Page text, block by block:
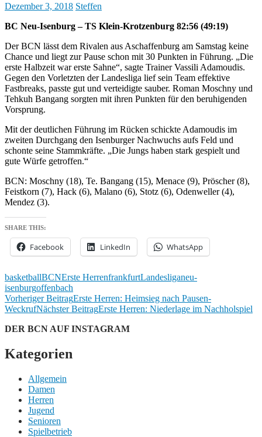
Dezember 3, 2018 Steffen
BC Neu-Isenburg – TS Klein-Krotzenburg 82:56 (49:19)
Der BCN lässt dem Rivalen aus Aschaffenburg am Samstag keine
Chance und liegt zur Pause schon mit 30 Punkten in Führung. „Die
erste Halbzeit war erste Sahne“, sagte Trainer Vassili Adamoudis.
Gegen den Vorletzten der Landesliga lief sein Team effektive
Fastbreaks, passte gut und verteidigte sauber. Roman Moschny und
Tehkuh Bangang sorgten mit ihren Punkten für den beruhigenden
Vorsprung.
Mit der deutlichen Führung im Rücken schickte Adamoudis im
zweiten Durchgang den Isenburger Nachwuchs aufs Feld und
schonte seine Stammkräfte. „Die Jungs haben stark gespielt und
gute Würfe getroffen.“
BCN: Moschny (18), Te. Bangang (15), Menace (9), Pröscher (8),
Feistkorn (7), Hack (6), Malano (6), Stotz (6), Odenweller (4),
Mendez (3).
SHARE THIS:
Facebook LinkedIn WhatsApp
basketballBCNErste HerrenfrankfurtLandesliganeu-
isenburgoffenbach
Beitrags-
Navigation
Vorheriger BeitragErste Herren: Heimsieg nach Pausen-
WeckrufNächster BeitragErste Herren: Niederlage im Nachholspiel
DER BCN AUF INSTAGRAM
Kategorien
Allgemein
Damen
Herren
Jugend
Senioren
Spielbetrieb